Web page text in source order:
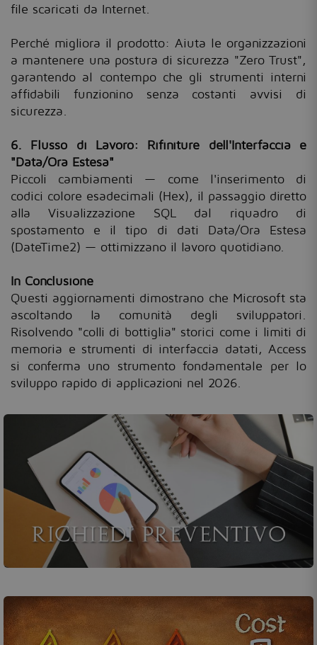
file scaricati da Internet.
Perché migliora il prodotto: Aiuta le organizzazioni
a mantenere una postura di sicurezza "Zero Trust",
garantendo al contempo che gli strumenti interni
affidabili funzionino senza costanti avvisi di
sicurezza.
6. Flusso di Lavoro: Rifiniture dell'Interfaccia e
"Data/Ora Estesa"
Piccoli cambiamenti — come l'inserimento di
codici colore esadecimali (Hex), il passaggio diretto
alla Visualizzazione SQL dal riquadro di
spostamento e il tipo di dati Data/Ora Estesa
(DateTime2) — ottimizzano il lavoro quotidiano.
In Conclusione
Questi aggiornamenti dimostrano che Microsoft sta
ascoltando la comunità degli sviluppatori.
Risolvendo "colli di bottiglia" storici come i limiti di
memoria e strumenti di interfaccia datati, Access
si conferma uno strumento fondamentale per lo
sviluppo rapido di applicazioni nel 2026.